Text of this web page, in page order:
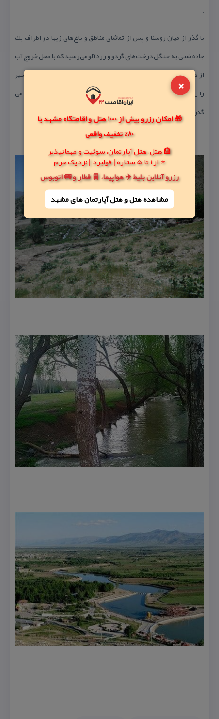
×
🎁 امکان رزرو بیش از 1000 هتل و اقامتگاه مشهد با
80% تخفیف واقعی
🏨 هتل، هتل آپارتمان، سوئیت و مهمانپذیر
⭐ از 1 تا 5 ستاره | فولبرد | نزدیک حرم
رزرو آنلاین بلیط ✈️ هواپیما، 🚆 قطار و 🚌 اتوبوس
مشاهده هتل و هتل‌ آپارتمان های مشهد
.
با گذر از میان روستا و پس از تماشای مناطق و باغ‌های زیبا در اطراف یك
جاده شنی به جنگل درخت‌های گردو و زردآلو می‌رسید كه با محل خروج آب
از درون كوه باید مقداری پیاده‎روی كرد، البته لزومی ندارد كه این مسیر
را رفت، چون رود تشكیل شده از سراب كرتول از مسیر درون جنگل می
گذرد.